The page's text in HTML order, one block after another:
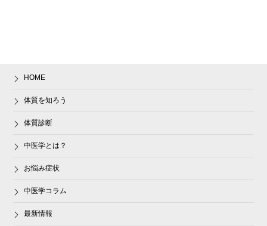
HOME
体質を知ろう
体質診断
中医学とは？
お悩み症状
中医学コラム
最新情報